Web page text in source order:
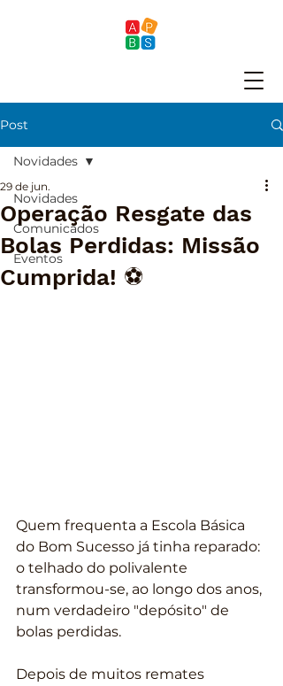
Post
Novidades
Comunicados
Eventos
Novidades
Operação Resgate das
Bolas Perdidas: Missão
Cumprida! ⚽
29 de jun.
Quem frequenta a Escola Básica
do Bom Sucesso já tinha reparado:
o telhado do polivalente
transformou-se, ao longo dos anos,
num verdadeiro "depósito" de
bolas perdidas.
Depois de muitos remates